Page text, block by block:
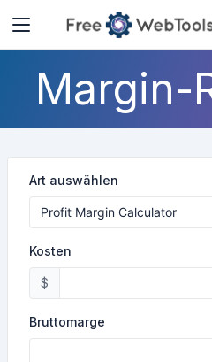
Margin-
Art auswählen
Kosten
$
Bruttomarge